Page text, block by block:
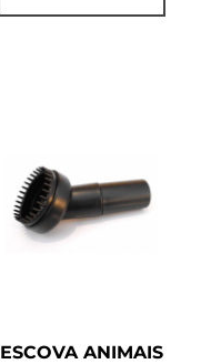
ESCOVA ANIMAIS